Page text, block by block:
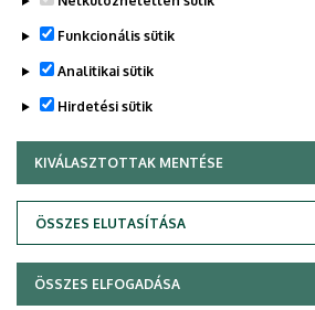
Legutóbbi frissítés: 2022. 10. 12. 13:56
Adatvédelem
Funkcionális sütik
Analitikai sütik
Hirdetési sütik
KIVÁLASZTOTTAK MENTÉSE
ÖSSZES ELUTASÍTÁSA
WITHDRAW CONSENT
ÖSSZES ELFOGADÁSA